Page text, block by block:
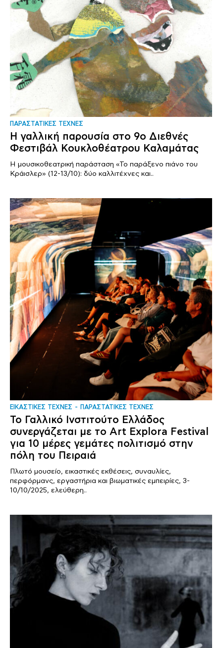
ΠΑΡΑΣΤΑΤΙΚΕΣ ΤΕΧΝΕΣ
Η γαλλική παρουσία στο 9ο Διεθνές
Φεστιβάλ Κουκλοθέατρου Καλαμάτας
H μουσικοθεατρική παράσταση «Το παράξενο πιάνο του
Κράισλερ» (12-13/10): δύο καλλιτέχνες και..
ΕΙΚΑΣΤΙΚΕΣ ΤΕΧΝΕΣ ΠΑΡΑΣΤΑΤΙΚΕΣ ΤΕΧΝΕΣ
Το Γαλλικό Ινστιτούτο Ελλάδος
συνεργάζεται με το Art Explora Festival
για 10 μέρες γεμάτες πολιτισμό στην
πόλη του Πειραιά
Πλωτό μουσείο, εικαστικές εκθέσεις, συναυλίες,
περφόρμανς, εργαστήρια και βιωματικές εμπειρίες, 3-
10/10/2025, ελεύθερη..